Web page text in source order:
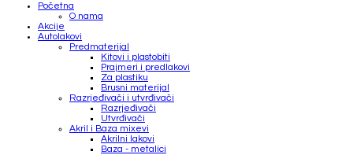
Početna
O nama
Akcije
Autolakovi
Predmaterijal
Kitovi i plastobiti
Prajmeri i predlakovi
Za plastiku
Brusni materijal
Razrjeđivači i utvrđivači
Razrjeđivači
Utvrđivači
Akril i Baza mixevi
Akrilni lakovi
Baza - metalici